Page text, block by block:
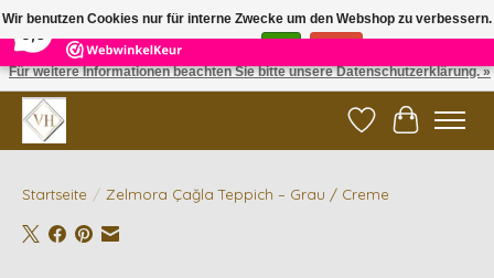
5 Reviews ×
✓ Gratis verzending vanaf €200 | ✓ 14 dagen retourneren
Wunschzettel
Ihr
Startseite / Zelmora Çağla Teppich – Grau / Creme
Wir benutzen Cookies nur für interne Zwecke um den Webshop zu verbessern.
Ist das in Ordnung?
Für weitere Informationen beachten Sie bitte unsere Datenschutzerklärung. »